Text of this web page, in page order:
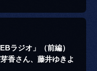
ラジオ」（前編）
香さん、藤井ゆきよ